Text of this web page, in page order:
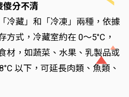
傻分不清
冷藏」和「冷凍」兩種，依據
方式，冷藏室約在 0～5°C，
材，如蔬菜、水果、乳製品或
以下，可延長肉類、魚類、